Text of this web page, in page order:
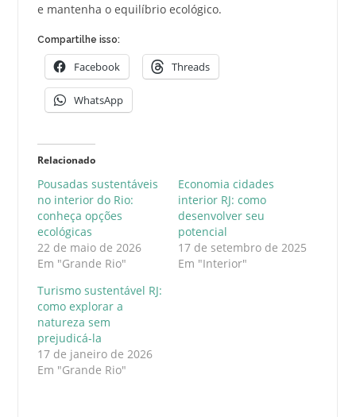
e mantenha o equilíbrio ecológico.
Compartilhe isso:
Facebook Threads
WhatsApp
Relacionado
Pousadas sustentáveis
no interior do Rio:
conheça opções
ecológicas
22 de maio de 2026
Em "Grande Rio"
Economia cidades
interior RJ: como
desenvolver seu
potencial
17 de setembro de 2025
Em "Interior"
Turismo sustentável RJ:
como explorar a
natureza sem
prejudicá-la
17 de janeiro de 2026
Em "Grande Rio"